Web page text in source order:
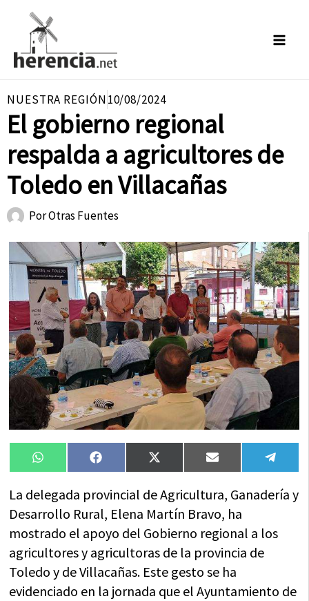
contenido
NUESTRA REGIÓN10/08/2024
El gobierno regional
respalda a agricultores de
Toledo en Villacañas
PorOtras Fuentes
Compartir
en
WhatsAppCompartir
en
FacebookCompartir
en
X
(Twitter)
Compartir
en
Email
en
La delegada provincial de Agricultura, Ganadería y
Desarrollo Rural, Elena Martín Bravo, ha
mostrado el apoyo del Gobierno regional a los
agricultores y agricultoras de la provincia de
Toledo y de Villacañas. Este gesto se ha
evidenciado en la jornada que el Ayuntamiento de